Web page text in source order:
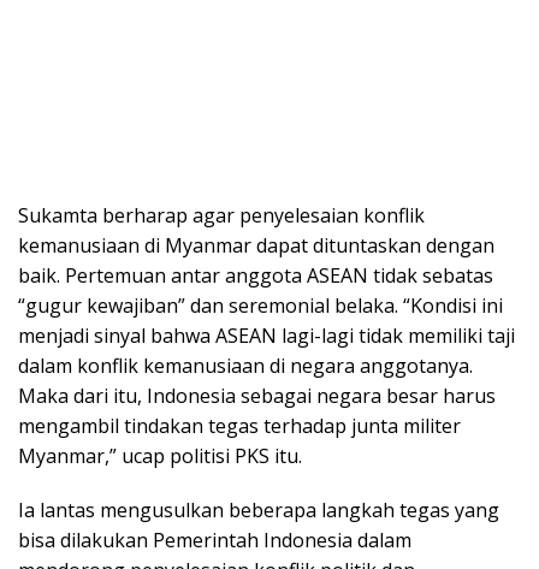
Sukamta berharap agar penyelesaian konflik
kemanusiaan di Myanmar dapat dituntaskan dengan
baik. Pertemuan antar anggota ASEAN tidak sebatas
“gugur kewajiban” dan seremonial belaka. “Kondisi ini
menjadi sinyal bahwa ASEAN lagi-lagi tidak memiliki taji
dalam konflik kemanusiaan di negara anggotanya.
Maka dari itu, Indonesia sebagai negara besar harus
mengambil tindakan tegas terhadap junta militer
Myanmar,” ucap politisi PKS itu.
Ia lantas mengusulkan beberapa langkah tegas yang
bisa dilakukan Pemerintah Indonesia dalam